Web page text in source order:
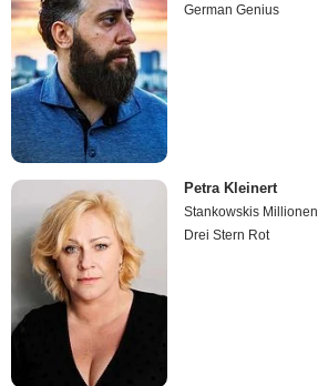
German Genius
Petra Kleinert
Stankowskis Millionen
Drei Stern Rot